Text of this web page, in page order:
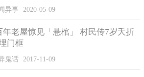
异事 2020-05-09
年老屋惊见「悬棺」 村民传7岁夭折
门框
鬼话 2017-11-09